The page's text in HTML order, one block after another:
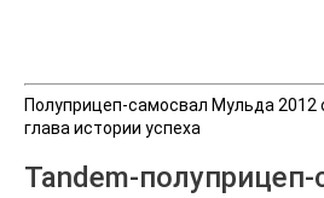
Полуприцеп-самосвал Мульда 2012
глава истории успеха
Tandem-